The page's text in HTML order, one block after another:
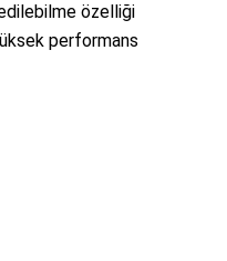
özelliği
performans